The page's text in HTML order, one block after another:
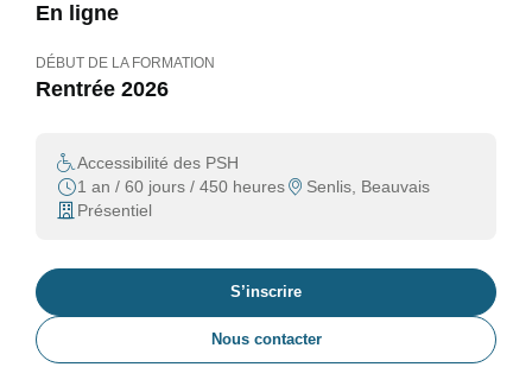
En ligne
DÉBUT DE LA FORMATION
Rentrée 2026
Accessibilité des PSH
1 an / 60 jours / 450 heures
Senlis, Beauvais
Présentiel
S’inscrire
Nous contacter